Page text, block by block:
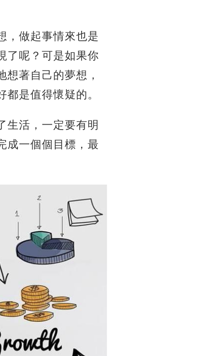
，做起事情來也是
了呢？可是如果你
著自己的夢想，
是值得懷疑的。
生活，一定要有明
成一個個目標，最